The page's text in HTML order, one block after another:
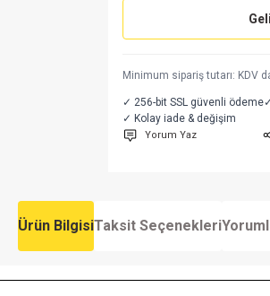
Minimum sipariş tutarı: KDV
✓ 256-bit SSL güvenli ödeme
✓ Kolay iade & değişim
Yorum Yaz
Ürün BilgisiTaksit Seçenekleri